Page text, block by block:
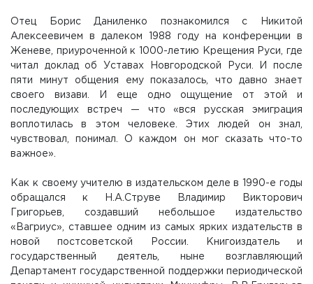
Отец Борис Даниленко познакомился с Никитой
Алексеевичем в далеком 1988 году на конференции в
Женеве, приуроченной к 1000-летию Крещения Руси, где
читал доклад об Уставах Новгородской Руси. И после
пяти минут общения ему показалось, что давно знает
своего визави. И еще одно ощущение от этой и
последующих встреч — что «вся русская эмиграция
воплотилась в этом человеке. Этих людей он знал,
чувствовал, понимал. О каждом он мог сказать что-то
важное».
Как к своему учителю в издательском деле в 1990-е годы
обращался к Н.А.Струве Владимир Викторович
Григорьев, создавший небольшое издательство
«Вагриус», ставшее одним из самых ярких издательств в
новой постсоветской России. Книгоиздатель и
государственный деятель, ныне возглавляющий
Департамент государственной поддержки периодической